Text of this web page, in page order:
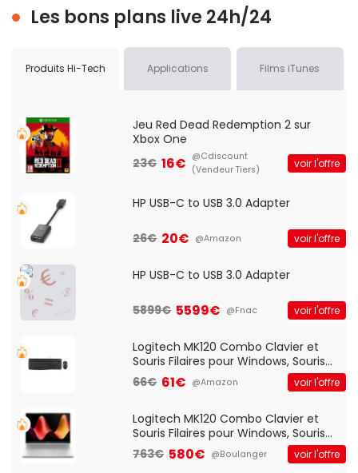
Les bons plans live 24h/24
Produits Hi-Tech Applications Films iTunes
Jeu Red Dead Redemption 2 sur
Xbox One
23€ 16€ @Cdiscount
(Vendeur Tiers)
voir l'offre
HP USB-C to USB 3.0 Adapter
26€ 20€ @Amazon voir l'offre
HP USB-C to USB 3.0 Adapter
5899€ 5599€ @Fnac voir l'offre
Logitech MK120 Combo Clavier et
Souris Filaires pour Windows, Souris
Optique Filaire, Connexion USB Plug
And Play, Confortable, Taille
QWERTY UK - Noir
66€ 61€ @Amazon voir l'offre
Logitech MK120 Combo Clavier et
Souris Filaires pour Windows, Souris
Optique Filaire, Connexion USB Plug
And Play, Confortable, Taille
763€ 580€ @Boulanger voir l'offre